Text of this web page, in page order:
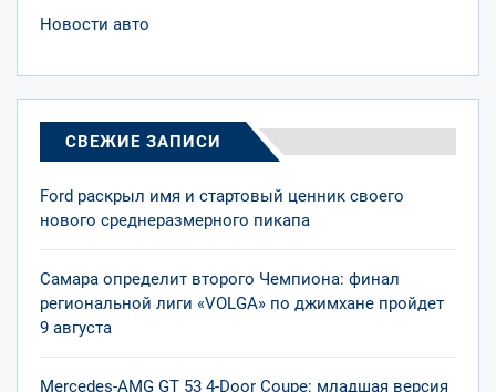
Новости авто
СВЕЖИЕ ЗАПИСИ
Ford раскрыл имя и стартовый ценник своего
нового среднеразмерного пикапа
Самара определит второго Чемпиона: финал
региональной лиги «VOLGA» по джимхане пройдет
9 августа
Mercedes-AMG GT 53 4-Door Coupe: младшая версия